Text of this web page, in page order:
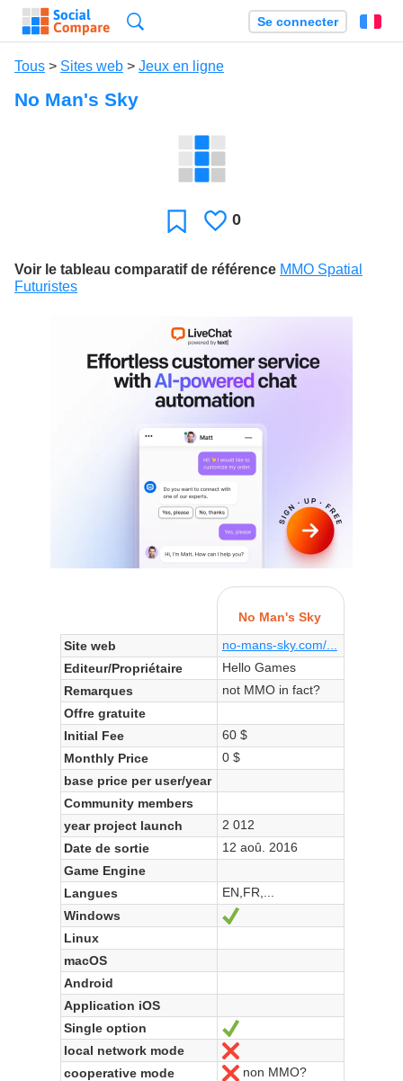
Se connecter
Tous > Sites web > Jeux en ligne
No Man's Sky
Favori J'aime
0
Voir le tableau comparatif de référence MMO Spatial
Futuristes
No Man's Sky
Site web
no-mans-sky.com/...
Editeur/Propriétaire
Hello Games
Remarques
not MMO in fact?
Offre gratuite
Initial Fee
60 $
Monthly Price
0 $
base price per user/year
Community members
year project launch
2 012
Date de sortie
12 aoû. 2016
Game Engine
Langues
EN,FR,...
Windows
Linux
macOS
Android
Application iOS
Single option
local network mode
cooperative mode
Non
non MMO?